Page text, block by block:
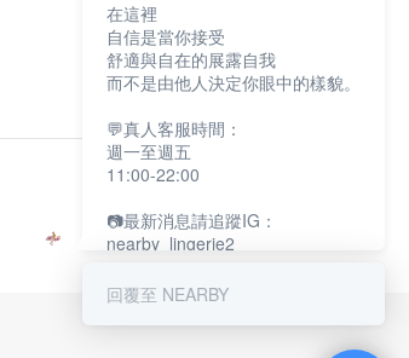
在這裡
自信是當你接受
舒適與自在的展露自我
而不是由他人決定你眼中的樣貌。
💬真人客服時間：
週一至週五
11:00-22:00
📷最新消息請追蹤IG：
nearby_lingerie2
回覆至 NEARBY